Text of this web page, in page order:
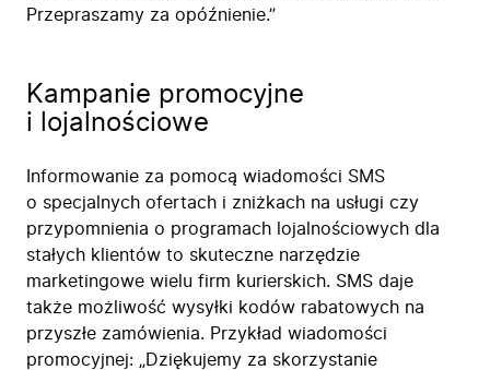
Przepraszamy za opóźnienie.”
Kampanie promocyjne
i lojalnościowe
Informowanie za pomocą wiadomości SMS
o specjalnych ofertach i zniżkach na usługi czy
przypomnienia o programach lojalnościowych dla
stałych klientów to skuteczne narzędzie
marketingowe wielu firm kurierskich. SMS daje
także możliwość wysyłki kodów rabatowych na
przyszłe zamówienia. Przykład wiadomości
promocyjnej: „Dziękujemy za skorzystanie